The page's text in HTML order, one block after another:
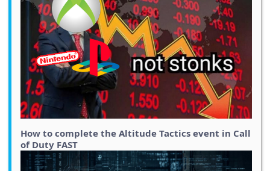
How to complete the Altitude Tactics event in Call
of Duty FAST